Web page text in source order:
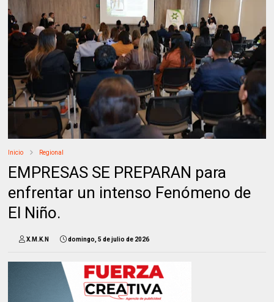
Inicio Regional
EMPRESAS SE PREPARAN para
enfrentar un intenso Fenómeno de
El Niño.
X.M.K.N domingo, 5 de julio de 2026